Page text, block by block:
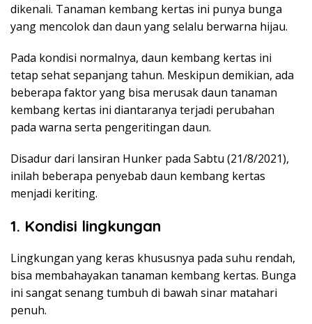
dikenali. Tanaman kembang kertas ini punya bunga
yang mencolok dan daun yang selalu berwarna hijau.
Pada kondisi normalnya, daun kembang kertas ini
tetap sehat sepanjang tahun. Meskipun demikian, ada
beberapa faktor yang bisa merusak daun tanaman
kembang kertas ini diantaranya terjadi perubahan
pada warna serta pengeritingan daun.
Disadur dari lansiran Hunker pada Sabtu (21/8/2021),
inilah beberapa penyebab daun kembang kertas
menjadi keriting.
1. Kondisi lingkungan
Lingkungan yang keras khususnya pada suhu rendah,
bisa membahayakan tanaman kembang kertas. Bunga
ini sangat senang tumbuh di bawah sinar matahari
penuh.